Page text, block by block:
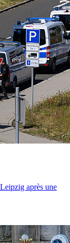
après une